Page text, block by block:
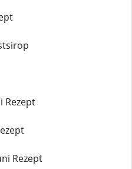
Rezept
Rezept